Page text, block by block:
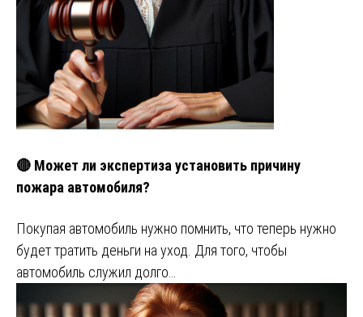
🔴 Может ли экспертиза установить причину
пожара автомобиля?
Покупая автомобиль нужно помнить, что теперь нужно
будет тратить деньги на уход. Для того, чтобы
автомобиль служил долго…